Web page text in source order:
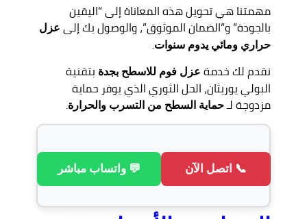
مهمتنا هي تحويل هذه المعاناة إلى “اليقين
بالجودة” و”الضمان الموثوق”، والوصول بك إلى عزل
حراري ومائي يدوم سنوات.
نقدم لك خدمة عزل فوم للاسطح بجدة بتقنية
البولي يوريثان، الحل الثوري الذي يوفر حماية
مزدوجة لـ حماية السطح من التسرب والحرارة.
📞 اتصل الآن 💬 واتساب مباشر